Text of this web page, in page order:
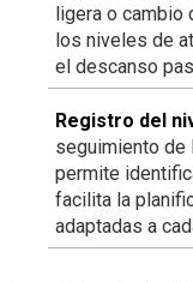
ligera o cambio
los niveles de
el descanso
Registro del
seguimiento de
permite
facilita la
adaptadas a